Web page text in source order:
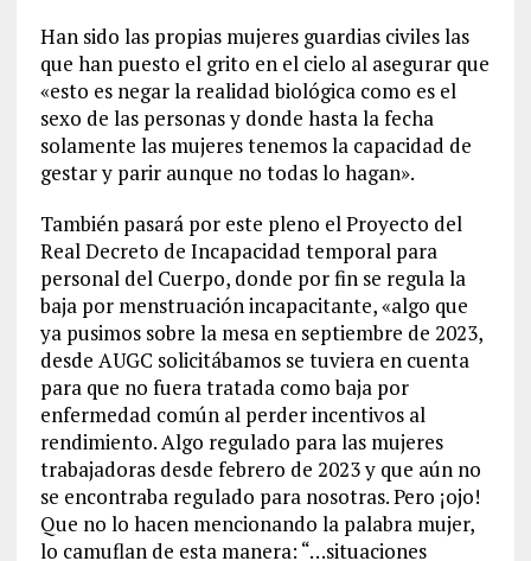
Han sido las propias mujeres guardias civiles las
que han puesto el grito en el cielo al asegurar que
«esto es negar la realidad biológica como es el
sexo de las personas y donde hasta la fecha
solamente las mujeres tenemos la capacidad de
gestar y parir aunque no todas lo hagan».
También pasará por este pleno el Proyecto del
Real Decreto de Incapacidad temporal para
personal del Cuerpo, donde por fin se regula la
baja por menstruación incapacitante, «algo que
ya pusimos sobre la mesa en septiembre de 2023,
desde AUGC solicitábamos se tuviera en cuenta
para que no fuera tratada como baja por
enfermedad común al perder incentivos al
rendimiento. Algo regulado para las mujeres
trabajadoras desde febrero de 2023 y que aún no
se encontraba regulado para nosotras. Pero ¡ojo!
Que no lo hacen mencionando la palabra mujer,
lo camuflan de esta manera: “…situaciones